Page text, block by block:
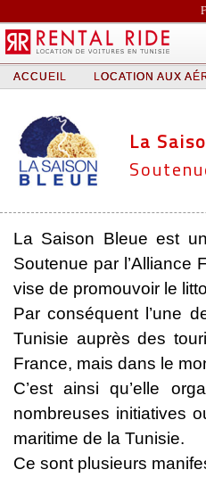
ACCUEIL LOCATION AUX
La
La Saison Bleue est
Soutenue par l’Alliance
vise de promouvoir le
Par conséquent l’une
Tunisie auprès des
France, mais dans le
C’est ainsi qu’elle
nombreuses initiatives
maritime de la Tunisie.
Ce sont plusieurs